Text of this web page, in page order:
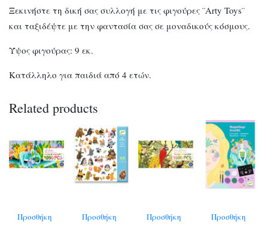
Ξεκινήστε τη δική σας συλλογή με τις φιγούρες ¨Arty Toys¨
και ταξιδέψτε με την φαντασία σας σε μοναδικούς κόσμους.
Ύψος φιγούρας: 9 εκ.
Κατάλληλο για παιδιά από 4 ετών.
Related products
Προσθήκη Προσθήκη Προσθήκη Προσθήκη